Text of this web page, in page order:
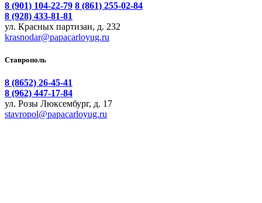
8 (901) 104-22-79 8 (861) 255-02-84
8 (928) 433-81-81
ул. Красных партизан, д. 232
krasnodar@papacarloyug.ru
Ставрополь
8 (8652) 26-45-41
8 (962) 447-17-84
ул. Розы Люксембург, д. 17
stavropol@papacarloyug.ru